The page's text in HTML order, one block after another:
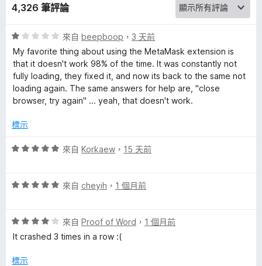
y
p
t
o
a
l
l
e
分
4,326 筆評論
評
價
1
分
，
滿
5
來自 beepboop ， 3 天前
My favorite thing about using the MetaMask extension is
that it doesn't work 98% of the time. It was constantly not
fully loading, they fixed it, and now its back to the same not
loading again. The same answers for help are, "close
browser, try again" ... yeah, that doesn't work.
標示
評
分
分
5
來自 Korkaew ， 15 天前
評
分
，
分
來自 cheyih ， 1 個月前
評
價
分
來自 Proof of Word ， 1 個月前
It crashed 3 times in a row :(
標示